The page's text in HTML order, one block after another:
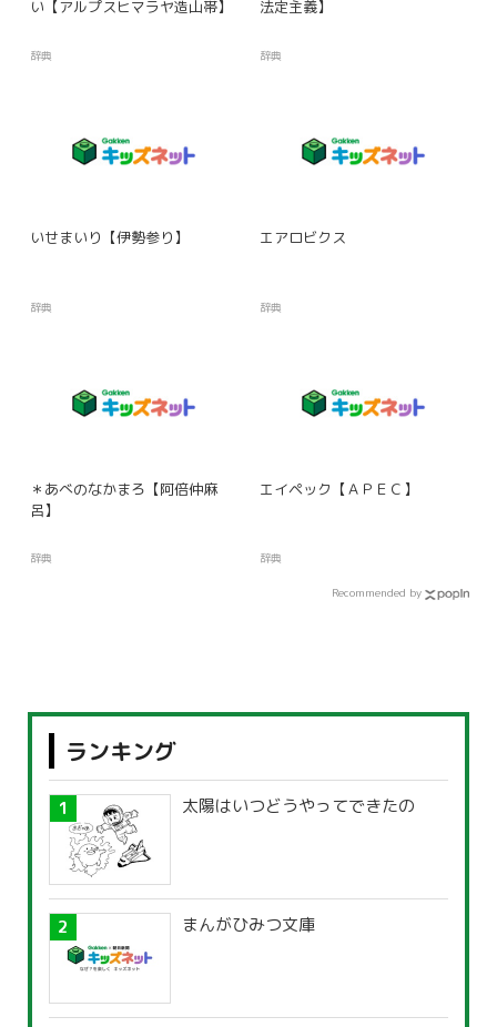
い【アルプスヒマラヤ造山帯】
辞典
法定主義】
辞典
いせまいり【伊勢参り】
辞典
エアロビクス
辞典
＊あべのなかまろ【阿倍仲麻
呂】
辞典
エイペック【ＡＰＥＣ】
辞典
Recommended by
ランキング
太陽はいつどうやってできたの
まんがひみつ文庫